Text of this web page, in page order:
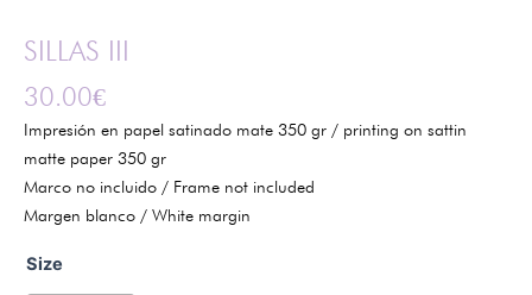
SILLAS III
30.00€
Impresión en papel satinado mate 350 gr / printing on sattin
matte paper 350 gr
Marco no incluido / Frame not included
Margen blanco / White margin
Size